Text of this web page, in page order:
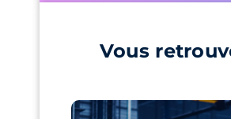
Vous